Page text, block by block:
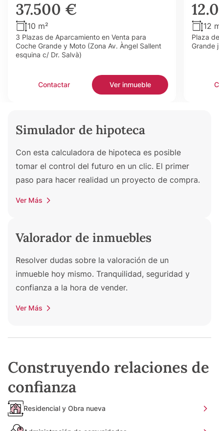
37.500 €
10 m²
3 Plazas de Aparcamiento en Venta para
Coche Grande y Moto (Zona Av. Àngel Sallent
esquina c/ Dr. Salvà)
Contactar Ver inmueble
12
Plaza
Grande
Simulador de hipoteca
Con esta calculadora de hipoteca es posible
tomar el control del futuro en un clic. El primer
paso para hacer realidad un proyecto de compra.
Ver Más
Valorador de inmuebles
Resolver dudas sobre la valoración de un
inmueble hoy mismo. Tranquilidad, seguridad y
confianza a la hora de vender.
Ver Más
Construyendo relaciones de
confianza
Residencial y Obra nueva